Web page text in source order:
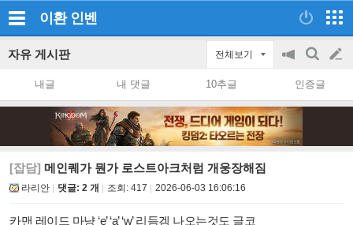
이환 인벤
자유 게시판 전체보기
공
on/off
검
색
글
쓰
내글 내 댓글 10추글 인증글
[잡담] 메인퀘가 뭔가 로스트아크처럼 개웅장해짐
라리안 댓글: 2 개 조회: 417 2026-06-03 16:06:16
카맨 레이드 마냥 ‘e’ ‘a’ ‘w’ 리듬겜 나오는것도 글코